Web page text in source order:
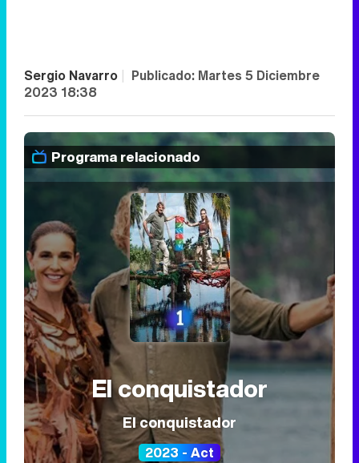
Sergio Navarro | Publicado: Martes 5 Diciembre
2023 18:38
Programa relacionado
El conquistador
El conquistador
2023 - Act